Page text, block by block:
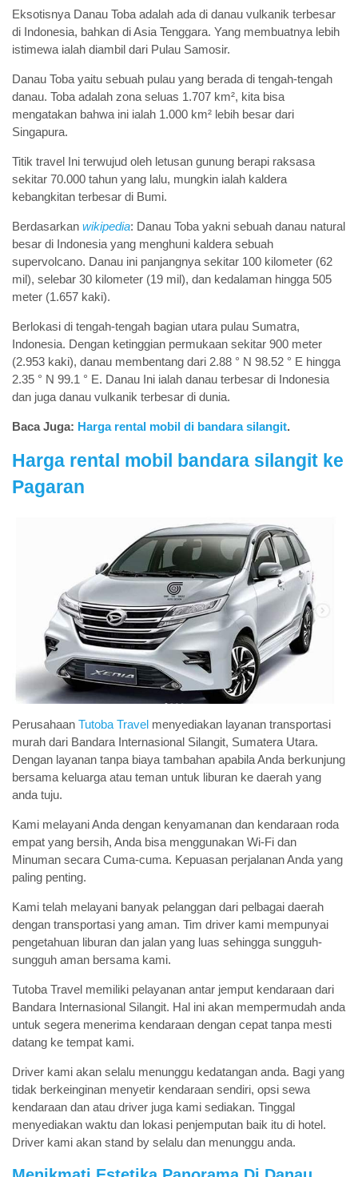
Eksotisnya Danau Toba adalah ada di danau vulkanik terbesar
di Indonesia, bahkan di Asia Tenggara. Yang membuatnya lebih
istimewa ialah diambil dari Pulau Samosir.
Danau Toba yaitu sebuah pulau yang berada di tengah-tengah
danau. Toba adalah zona seluas 1.707 km², kita bisa
mengatakan bahwa ini ialah 1.000 km² lebih besar dari
Singapura.
Titik travel Ini terwujud oleh letusan gunung berapi raksasa
sekitar 70.000 tahun yang lalu, mungkin ialah kaldera
kebangkitan terbesar di Bumi.
Berdasarkan wikipedia: Danau Toba yakni sebuah danau natural
besar di Indonesia yang menghuni kaldera sebuah
supervolcano. Danau ini panjangnya sekitar 100 kilometer (62
mil), selebar 30 kilometer (19 mil), dan kedalaman hingga 505
meter (1.657 kaki).
Berlokasi di tengah-tengah bagian utara pulau Sumatra,
Indonesia. Dengan ketinggian permukaan sekitar 900 meter
(2.953 kaki), danau membentang dari 2.88 ° N 98.52 ° E hingga
2.35 ° N 99.1 ° E. Danau Ini ialah danau terbesar di Indonesia
dan juga danau vulkanik terbesar di dunia.
Baca Juga: Harga rental mobil di bandara silangit.
Harga rental mobil bandara silangit ke
Pagaran
Perusahaan Tutoba Travel menyediakan layanan transportasi
murah dari Bandara Internasional Silangit, Sumatera Utara.
Dengan layanan tanpa biaya tambahan apabila Anda berkunjung
bersama keluarga atau teman untuk liburan ke daerah yang
anda tuju.
Kami melayani Anda dengan kenyamanan dan kendaraan roda
empat yang bersih, Anda bisa menggunakan Wi-Fi dan
Minuman secara Cuma-cuma. Kepuasan perjalanan Anda yang
paling penting.
Kami telah melayani banyak pelanggan dari pelbagai daerah
dengan transportasi yang aman. Tim driver kami mempunyai
pengetahuan liburan dan jalan yang luas sehingga sungguh-
sungguh aman bersama kami.
Tutoba Travel memiliki pelayanan antar jemput kendaraan dari
Bandara Internasional Silangit. Hal ini akan mempermudah anda
untuk segera menerima kendaraan dengan cepat tanpa mesti
datang ke tempat kami.
Driver kami akan selalu menunggu kedatangan anda. Bagi yang
tidak berkeinginan menyetir kendaraan sendiri, opsi sewa
kendaraan dan atau driver juga kami sediakan. Tinggal
menyediakan waktu dan lokasi penjemputan baik itu di hotel.
Driver kami akan stand by selalu dan menunggu anda.